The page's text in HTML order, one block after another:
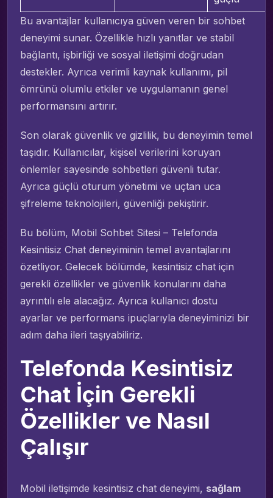
Bu avantajlar kullanıcıya güven veren bir sohbet
deneyimi sunar. Özellikle hızlı yanıtlar ve stabil
bağlantı, işbirliği ve sosyal iletişimi doğrudan
destekler. Ayrıca verimli kaynak kullanımı, pil
ömrünü olumlu etkiler ve uygulamanın genel
performansını artırır.
Son olarak güvenlik ve gizlilik, bu deneyimin temel
taşıdır. Kullanıcılar, kişisel verilerini koruyan
önlemler sayesinde sohbetleri güvenli tutar.
Ayrıca güçlü oturum yönetimi ve uçtan uca
şifreleme teknolojileri, güvenliği pekiştirir.
Bu bölüm, Mobil Sohbet Sitesi – Telefonda
Kesintisiz Chat deneyiminin temel avantajlarını
özetliyor. Gelecek bölümde, kesintisiz chat için
gerekli özellikler ve güvenlik konularını daha
ayrıntılı ele alacağız. Ayrıca kullanıcı dostu
ayarlar ve performans ipuçlarıyla deneyiminizi bir
adım daha ileri taşıyabiliriz.
Telefonda Kesintisiz
Chat İçin Gerekli
Özellikler ve Nasıl
Çalışır
Mobil iletişimde kesintisiz chat deneyimi, sağlam